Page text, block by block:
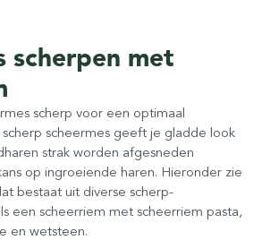
scherpen met
scherp voor een optimaal
scherp scheermes geeft je gladde look
strak worden afgesneden
op ingroeiende haren. Hieronder zie
bestaat uit diverse scherp-
een scheerriem met scheerriem pasta,
en wetsteen.